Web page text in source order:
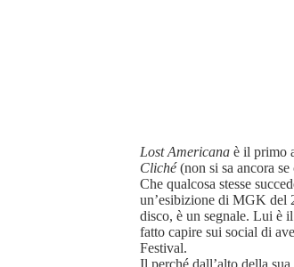
Lost Americana è il primo
Cliché(non si sa ancora se
Che qualcosa stesse
un’esibizione di MGK del
disco, è un segnale. Lui è
fatto capire sui social di
Festival.
Il perché dall’alto della